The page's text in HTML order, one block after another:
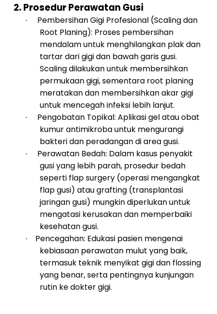
2.Prosedur Perawatan Gusi
·
Pembersihan Gigi Profesional (Scaling dan
Root Planing): Proses pembersihan
mendalam untuk menghilangkan plak dan
tartar dari gigi dan bawah garis gusi.
Scaling dilakukan untuk membersihkan
permukaan gigi, sementara root planing
meratakan dan membersihkan akar gigi
untuk mencegah infeksi lebih lanjut.
·
Pengobatan Topikal: Aplikasi gel atau obat
kumur antimikroba untuk mengurangi
bakteri dan peradangan di area gusi.
·
Perawatan Bedah: Dalam kasus penyakit
gusi yang lebih parah, prosedur bedah
seperti flap surgery (operasi mengangkat
flap gusi) atau grafting (transplantasi
jaringan gusi) mungkin diperlukan untuk
mengatasi kerusakan dan memperbaiki
kesehatan gusi.
·
Pencegahan: Edukasi pasien mengenai
kebiasaan perawatan mulut yang baik,
termasuk teknik menyikat gigi dan flossing
yang benar, serta pentingnya kunjungan
rutin ke dokter gigi.